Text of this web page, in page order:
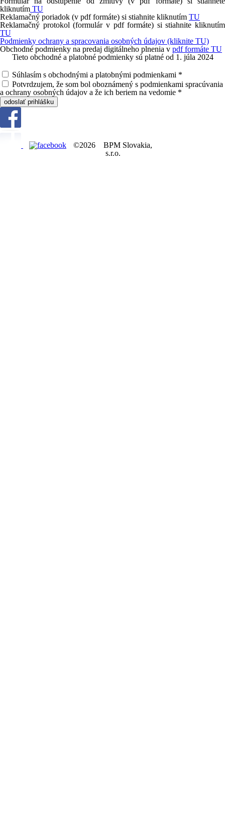
kliknutím TU
Reklamačný poriadok (v pdf formáte) si stiahnite kliknutím TU
Reklamačný protokol (formulár v pdf formáte) si stiahnite kliknutím
TU
Podmienky ochrany a spracovania osobných údajov (kliknite TU)
Obchodné podmienky na predaj digitálneho plnenia v pdf formáte TU
Tieto obchodné a platobné podmienky sú platné od 1. júla 2024
Súhlasím s obchodnými a platobnými podmienkami *
Potvrdzujem, že som bol oboznámený s podmienkami spracúvania
a ochrany osobných údajov a že ich beriem na vedomie *
odoslať prihlášku
©2026 BPM Slovakia,
s.r.o.